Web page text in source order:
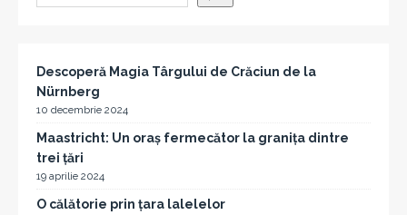
Descoperă Magia Târgului de Crăciun de la
Nürnberg
10 decembrie 2024
Maastricht: Un oraș fermecător la granița dintre
trei țări
19 aprilie 2024
O călătorie prin țara lalelelor